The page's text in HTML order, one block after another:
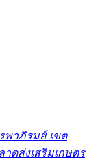
พาภิรมย์ เขต
ดส่งเสริมเกษตร